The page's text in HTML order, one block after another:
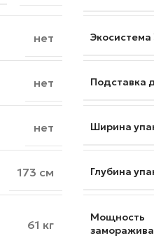
нет
нет Подставка
нет Ширина
173 см Глубина
61 кг
Мощность